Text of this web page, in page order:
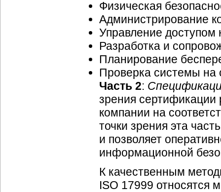
Физическая
Администрирование
Управление доступом
Разработка и
Планирование
Проверка системы на
Часть 2:
зрения
компании на
точки зрения эта
и позволяет
информационной
К качественным
ISO 17999 относятся